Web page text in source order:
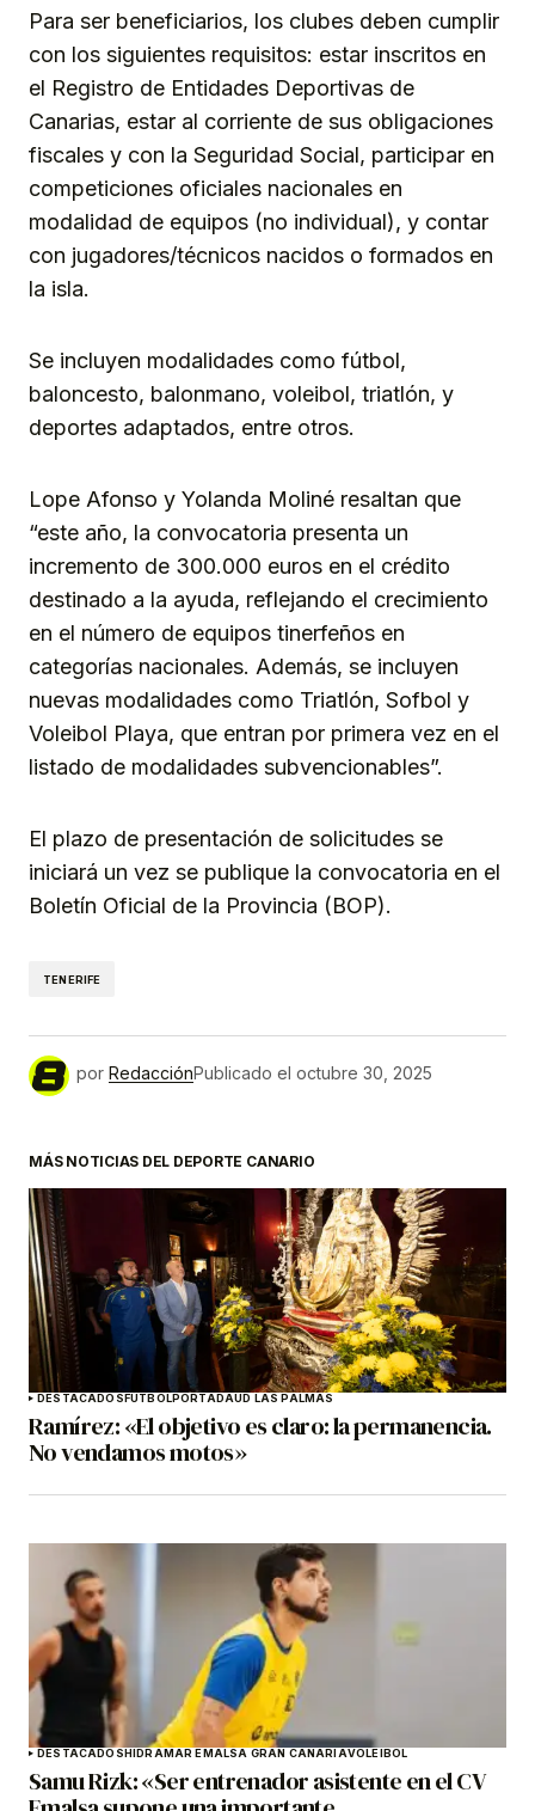
Para ser beneficiarios, los clubes deben cumplir
con los siguientes requisitos: estar inscritos en
el Registro de Entidades Deportivas de
Canarias, estar al corriente de sus obligaciones
fiscales y con la Seguridad Social, participar en
competiciones oficiales nacionales en
modalidad de equipos (no individual), y contar
con jugadores/técnicos nacidos o formados en
la isla.
Se incluyen modalidades como fútbol,
baloncesto, balonmano, voleibol, triatlón, y
deportes adaptados, entre otros.
Lope Afonso y Yolanda Moliné resaltan que
“este año, la convocatoria presenta un
incremento de 300.000 euros en el crédito
destinado a la ayuda, reflejando el crecimiento
en el número de equipos tinerfeños en
categorías nacionales. Además, se incluyen
nuevas modalidades como Triatlón, Sofbol y
Voleibol Playa, que entran por primera vez en el
listado de modalidades subvencionables”.
El plazo de presentación de solicitudes se
iniciará un vez se publique la convocatoria en el
Boletín Oficial de la Provincia (BOP).
TENERIFE
por RedacciónPublicado el octubre 30, 2025
MÁS NOTICIAS DEL DEPORTE CANARIO
DESTACADOSFÚTBOLPORTADAUD LAS PALMAS
Ramírez: «El objetivo es claro: la permanencia.
No vendamos motos»
DESTACADOSHIDRAMAR EMALSA GRAN CANARIAVOLEIBOL
Samu Rizk: «Ser entrenador asistente en el CV